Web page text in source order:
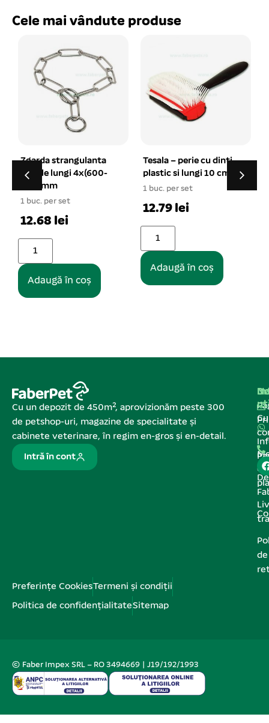
Cele mai vândute produse
Tesala – perie cu dinti
plastic si lungi 10 cm
1 buc. per set
12.79 lei
Lesa piele naturala 18
mm/110 cm
1 buc. per set
40.78 lei
Adaugă în coș
Cu un depozit de 450m², aprovizionăm peste 300
de petshop-uri, magazine de specialitate și
cabinete veterinare, în regim en-gros și en-detail.
Intră în cont
de
de
Preferințe CookiesTermeni și condiții
Politica de confidențialitateSitemap
© Faber Impex SRL – RO 3494669 | J19/192/1993